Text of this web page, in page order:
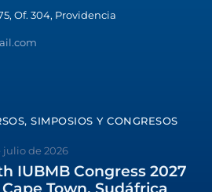
Of. 304, Providencia
SIMPOSIOS Y CONGRESOS
julio de 2026
IUBMB Congress 2027